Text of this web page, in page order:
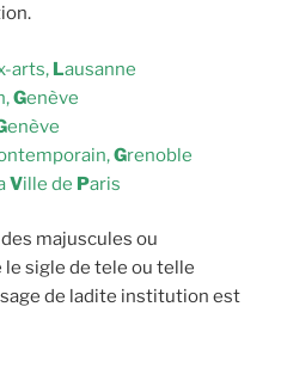
arts, Lausanne
Genève
enève
Grenoble
Ville de Paris
majuscules ou
sigle de tele ou telle
de ladite institution est